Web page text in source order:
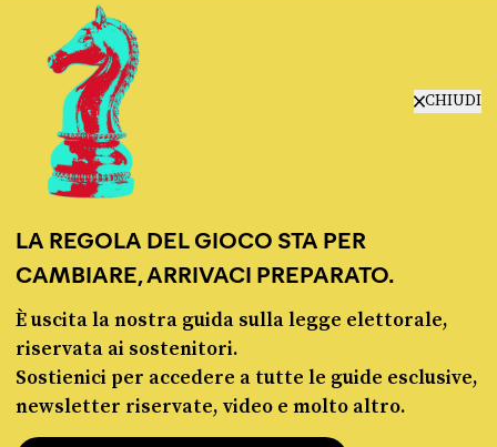
CHIUDI
LA REGOLA DEL GIOCO STA PER
CAMBIARE, ARRIVACI PREPARATO.
È uscita la nostra guida sulla legge elettorale,
riservata ai sostenitori.
Sostienici per accedere a tutte le guide esclusive,
newsletter riservate, video e molto altro.
© Pagella Politica 2012 - 2026
Pagella Politica è una testata registrata presso il Tribunale di Milano, n. 55 del 8
marzo 2021. ISSN 2974-9387